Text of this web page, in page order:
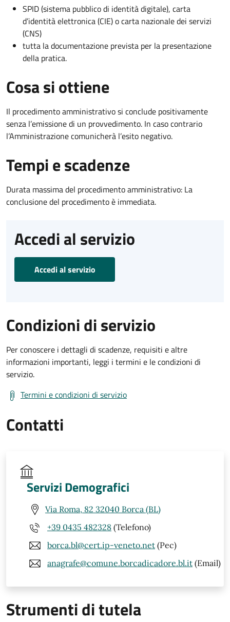
SPID (sistema pubblico di identità digitale), carta
d’identità elettronica (CIE) o carta nazionale dei servizi
(CNS)
tutta la documentazione prevista per la presentazione
della pratica.
Cosa si ottiene
Il procedimento amministrativo si conclude positivamente
senza l’emissione di un provvedimento. In caso contrario
l’Amministrazione comunicherà l’esito negativo.
Tempi e scadenze
Durata massima del procedimento amministrativo: La
conclusione del procedimento è immediata.
Accedi al servizio
Accedi al servizio
Condizioni di servizio
Per conoscere i dettagli di scadenze, requisiti e altre
informazioni importanti, leggi i termini e le condizioni di
servizio.
Termini e condizioni di servizio
Contatti
Servizi Demografici
Via Roma, 82 32040 Borca (BL)
+39 0435 482328 (Telefono)
borca.bl@cert.ip-veneto.net (Pec)
anagrafe@comune.borcadicadore.bl.it (Email)
Strumenti di tutela